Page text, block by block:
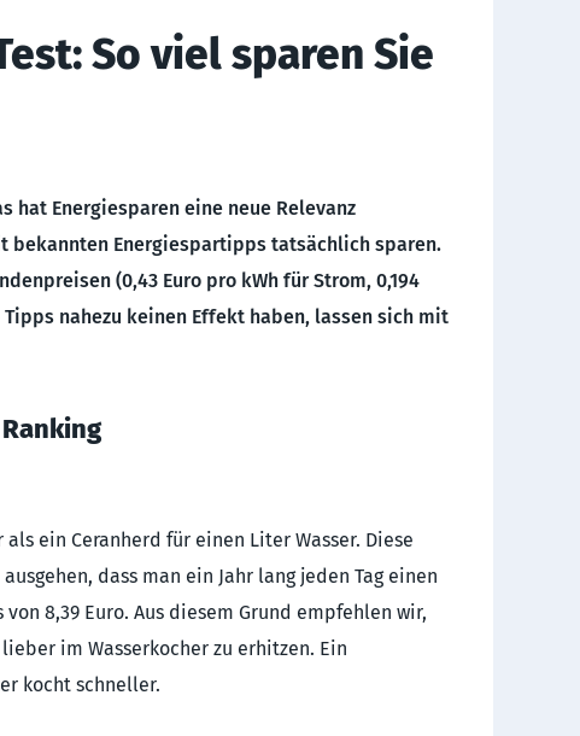
So viel sparen Sie
hat Energiesparen eine neue Relevanz
bekannten Energiespartipps tatsächlich sparen.
(0,43 Euro pro kWh für Strom, 0,194
nahezu keinen Effekt haben, lassen sich mit
ein Ceranherd für einen Liter Wasser. Diese
dass man ein Jahr lang jeden Tag einen
8,39 Euro. Aus diesem Grund empfehlen wir,
im Wasserkocher zu erhitzen. Ein
kocht schneller.